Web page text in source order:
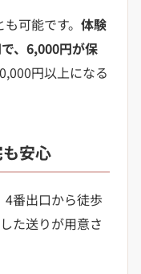
可能です。体験
、6,000円が保
円以上になる
安心
番出口から徒歩
た送りが用意さ